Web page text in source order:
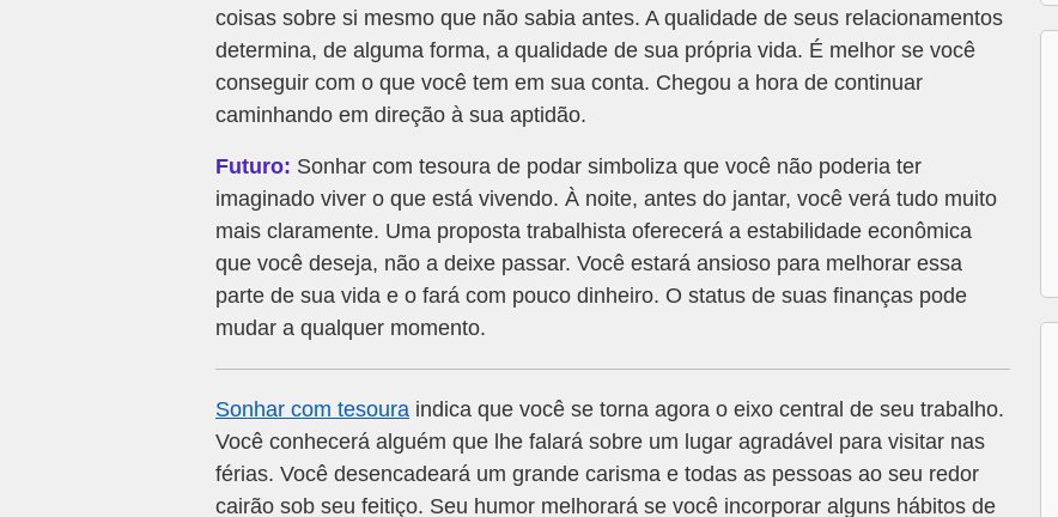
coisas sobre si mesmo que não sabia antes. A qualidade de seus relacionamentos
determina, de alguma forma, a qualidade de sua própria vida. É melhor se você
conseguir com o que você tem em sua conta. Chegou a hora de continuar
caminhando em direção à sua aptidão.
Futuro: Sonhar com tesoura de podar simboliza que você não poderia ter
imaginado viver o que está vivendo. À noite, antes do jantar, você verá tudo muito
mais claramente. Uma proposta trabalhista oferecerá a estabilidade econômica
que você deseja, não a deixe passar. Você estará ansioso para melhorar essa
parte de sua vida e o fará com pouco dinheiro. O status de suas finanças pode
mudar a qualquer momento.
Sonhar com tesoura indica que você se torna agora o eixo central de seu trabalho.
Você conhecerá alguém que lhe falará sobre um lugar agradável para visitar nas
férias. Você desencadeará um grande carisma e todas as pessoas ao seu redor
cairão sob seu feitiço. Seu humor melhorará se você incorporar alguns hábitos de